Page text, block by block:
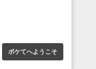
ボケてへようこそ